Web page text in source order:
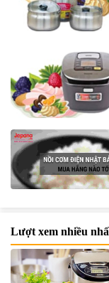
Lượt xem nhiều